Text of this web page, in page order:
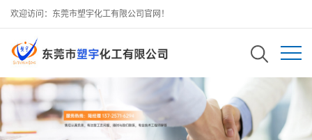
欢迎访问：东莞市塑宇化工有限公司官网！